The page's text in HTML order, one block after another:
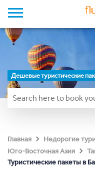
Дешевые туристические
Главная
Недорогие
Юго-Восточная Азия
Туристические пакеты в